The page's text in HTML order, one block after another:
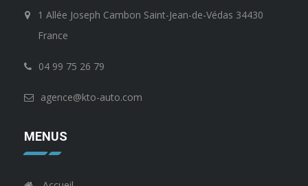
1 Allée Joseph Cambon Saint-Jean-de-Védas 34430
France
04 99 75 26 79
agence@kto-auto.com
MENUS